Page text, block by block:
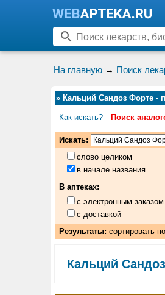
На главную → Поиск
» Кальций Сандоз Форте -
Как искать? Поиск
Искать:
слово целиком
в начале названия
В аптеках:
с электронным заказом
с доставкой
Результаты: сортировать по
Кальций